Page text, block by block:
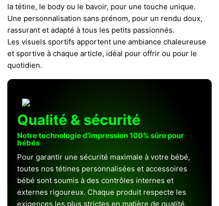
la tétine, le body ou le bavoir, pour une touche unique.
Une personnalisation sans prénom, pour un rendu doux,
rassurant et adapté à tous les petits passionnés.
Les visuels sportifs apportent une ambiance chaleureuse
et sportive à chaque article, idéal pour offrir ou pour le
quotidien.
Qualité & sécurité
Notre technologie d’impression 100% sûre pour
bébés
Pour garantir une sécurité maximale à votre bébé,
toutes nos tétines personnalisées et accessoires
bébé sont soumis à des contrôles internes et
externes rigoureux. Chaque produit respecte les
exigences les plus strictes en matière de qualité,